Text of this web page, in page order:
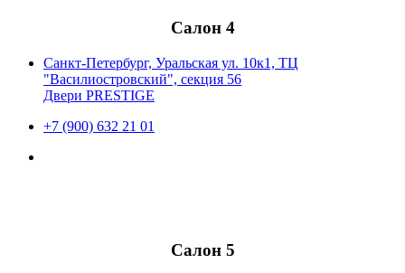
Салон 4
Санкт-Петербург, Уральская ул. 10к1, ТЦ
"Василиостровский", секция 56
Двери PRESTIGE
+7 (900) 632 21 01
Салон 5